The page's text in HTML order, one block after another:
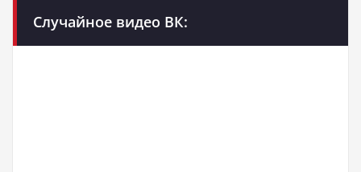
Случайное видео ВК: